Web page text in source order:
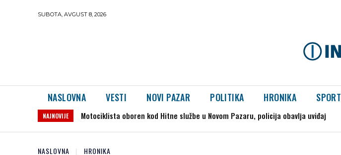
SUBOTA, AVGUST 8, 2026
NASLOVNA VESTI NOVI PAZAR POLITIKA HRONIKA SPORT
NAJNOVIJE Motociklista oboren kod Hitne službe u Novom Pazaru, policija obavlja uviđaj
Dron preleteo iz Rumunije u Bugarsku i eksplodirao kod gasovoda
NASLOVNA HRONIKA